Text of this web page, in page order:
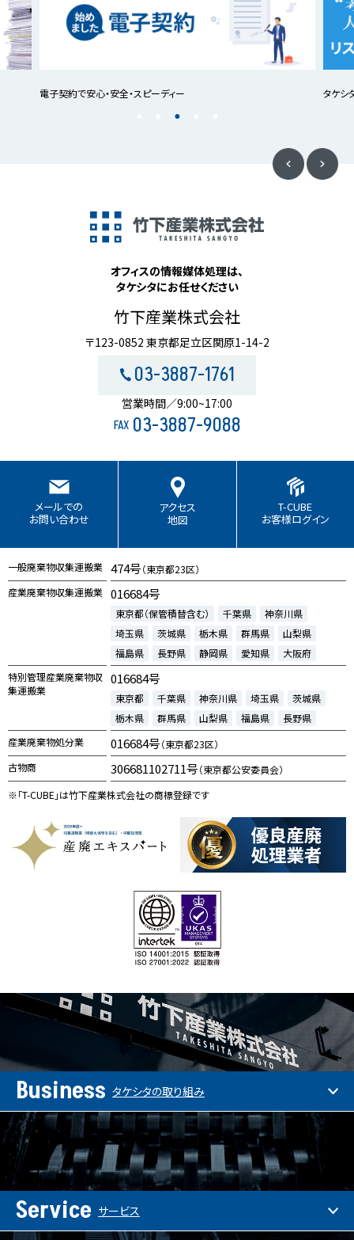
電子契約で安心・安全・スピーディー タケシ
オフィスの情報媒体処理は、
タケシタにお任せください
竹下産業株式会社
〒123-0852 東京都足立区関原1-14-2
03-3887-1761
営業時間／9:00~17:00
FAX 03-3887-9088
メールでの
お問い合わせ
アクセス
地図
T-CUBE
お客様ログイン
一般廃棄物収集運搬業 474号（東京都23区）
産業廃棄物収集運搬業 016684号
東京都（保管積替含む） 千葉県
神奈川県
埼玉県
茨城県 栃木県 群馬県
山梨県
福島県
長野県 静岡県 愛知県
大阪府
特別管理産業廃棄物収
集運搬業
016684号
東京都 千葉県 神奈川県 埼玉県
茨城県
栃木県
群馬県 山梨県 福島県
長野県
産業廃棄物処分業
016684号（東京都23区）
古物商
306681102711号（東京都公安委員会）
※「T-CUBE」は竹下産業株式会社の商標登録です
Business タケシタの取り組み
Service サービス